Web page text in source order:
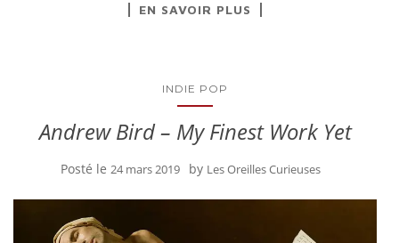
EN SAVOIR PLUS
INDIE POP
Andrew Bird – My Finest Work Yet
Posté le 24 mars 2019 by Les Oreilles Curieuses